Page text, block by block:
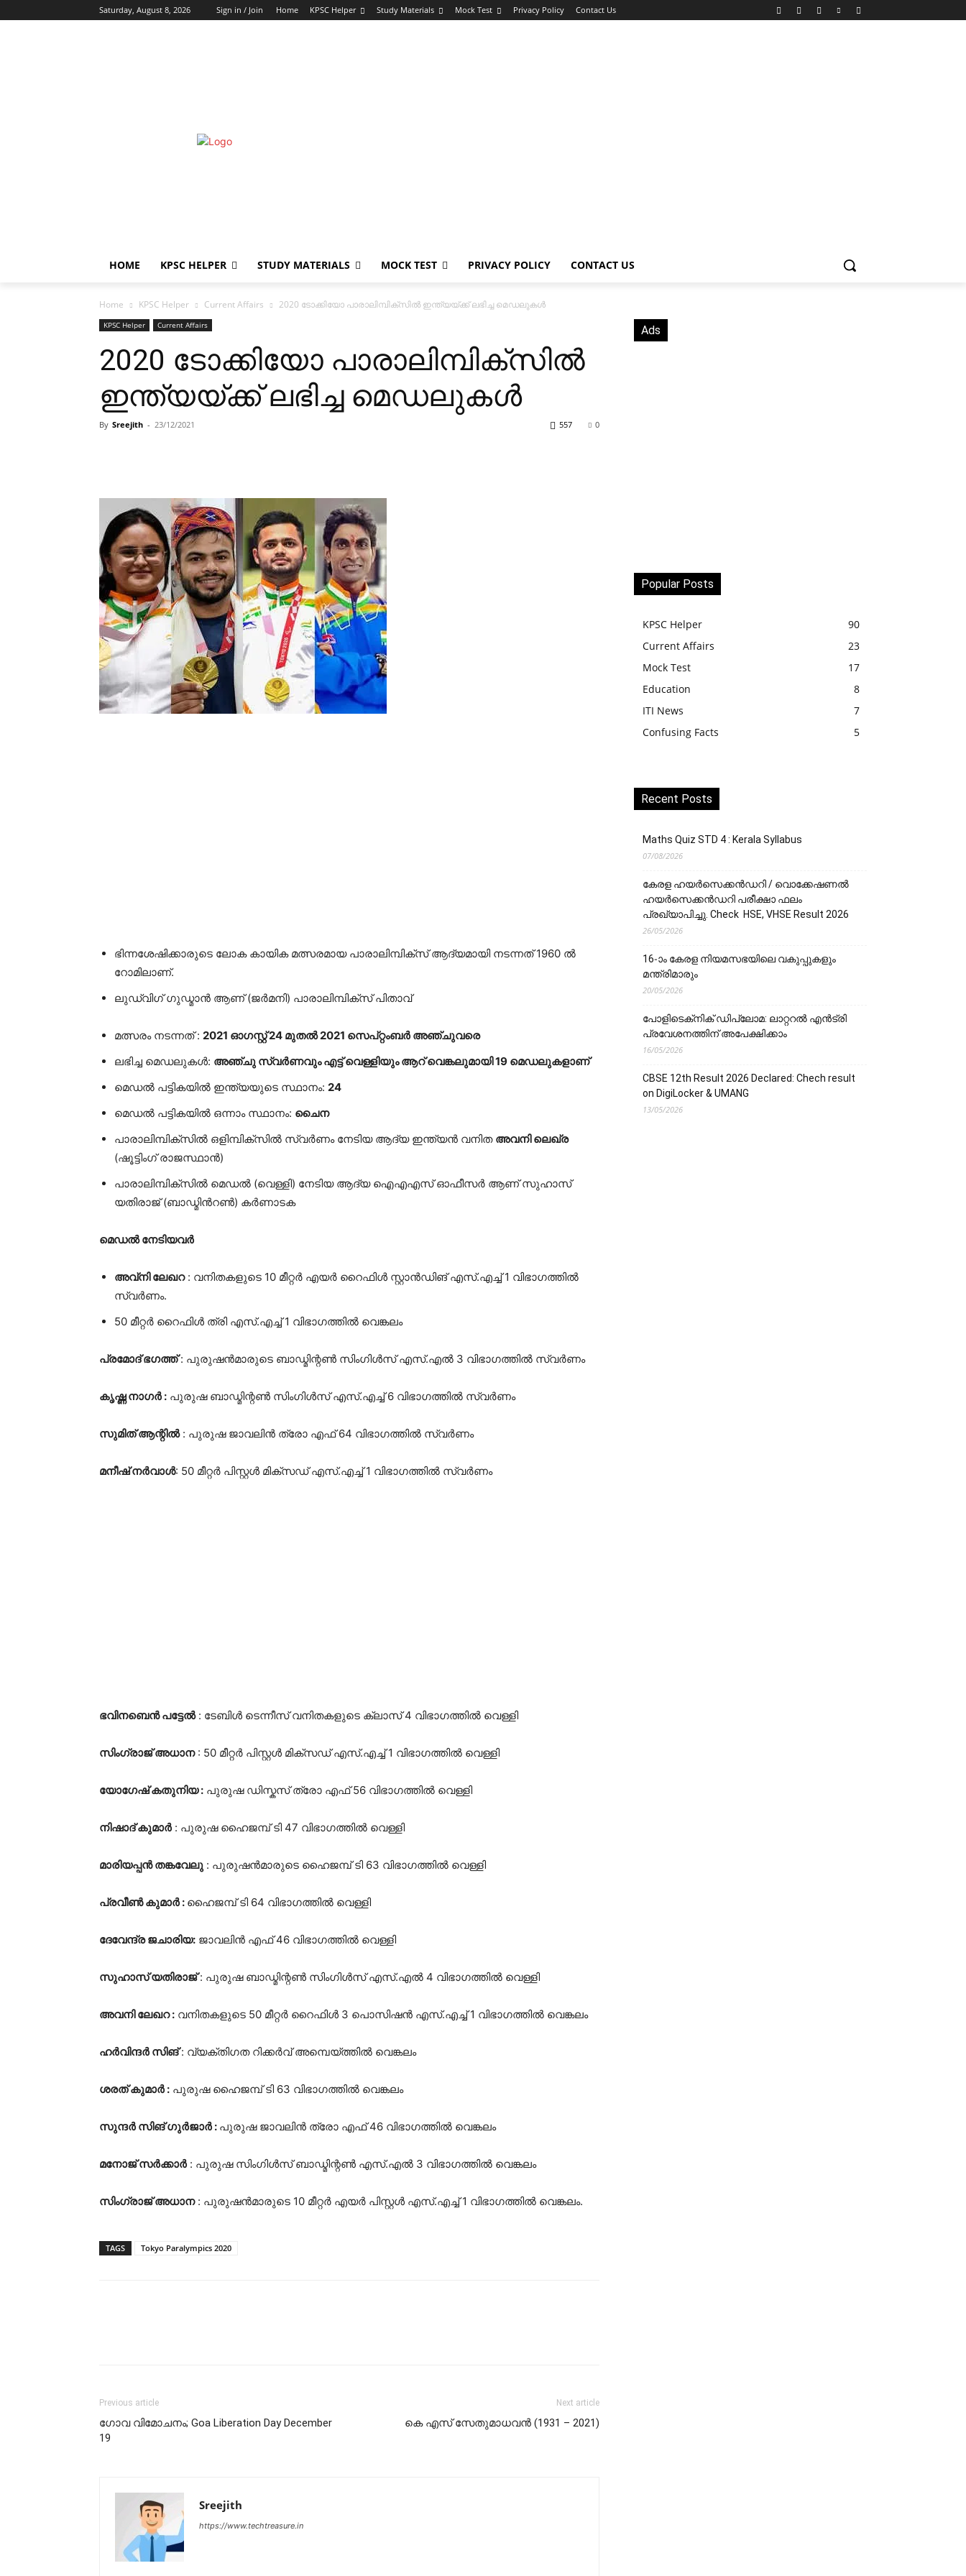
Saturday, August 8, 2026 Sign in / Join Home KPSC Helper Study Materials Mock Test Privacy Policy Contact Us
HOME KPSC HELPER STUDY MATERIALS MOCK TEST PRIVACY POLICY CONTACT US
Home KPSC Helper Current Affairs 2020 ടോക്കിയോ പാരാലിമ്പിക്‌സിൽ ഇന്ത്യയ്ക്ക് ലഭിച്ച മെഡലുകൾ
KPSC Helper Current Affairs
2020 ടോക്കിയോ പാരാലിമ്പിക്‌സിൽ
ഇന്ത്യയ്ക്ക് ലഭിച്ച മെഡലുകൾ
By Sreejith - 23/12/2021 0
557
ഭിന്നശേഷിക്കാരുടെ ലോക കായിക മത്സരമായ പാരാലിമ്പിക്സ് ആദ്യമായി നടന്നത് 1960 ൽ
റോമിലാണ്.
ലുഡ്‌വിഗ് ഗുഡ്മാൻ ആണ് (ജർമനി) പാരാലിമ്പിക്സ് പിതാവ്
മത്സരം നടന്നത് : 2021 ഓഗസ്റ്റ് 24 മുതൽ 2021 സെപ്റ്റംബർ അഞ്ചുവരെ
ലഭിച്ച മെഡലുകൾ: അഞ്ചു സ്വർണവും എട്ട് വെള്ളിയും ആറ് വെങ്കലുമായി 19 മെഡലുകളാണ്
മെഡൽ പട്ടികയിൽ ഇന്ത്യയുടെ സ്ഥാനം: 24
മെഡൽ പട്ടികയിൽ ഒന്നാം സ്ഥാനം: ചൈന
പാരാലിമ്പിക്സിൽ ഒളിമ്പിക്സിൽ സ്വർണം നേടിയ ആദ്യ ഇന്ത്യൻ വനിത അവനി ലെഖ്‌ര
(ഷൂട്ടിംഗ് രാജസ്ഥാൻ)
പാരാലിമ്പിക്സിൽ മെഡൽ (വെള്ളി) നേടിയ ആദ്യ ഐഎഎസ് ഓഫീസർ ആണ് സുഹാസ്
യതിരാജ് (ബാഡ്മിൻറൺ) കർണാടക
മെഡൽ നേടിയവർ
അവ്നി ലേഖറ: വനിതകളുടെ 10 മീറ്റർ എയർ റൈഫിൾ സ്റ്റാൻഡിങ് എസ്.എച്ച് 1 വിഭാഗത്തിൽ
സ്വർണം.
50 മീറ്റർ റൈഫിൾ ത്രി എസ്.എച്ച് 1 വിഭാഗത്തിൽ വെങ്കലം
പ്രമോദ് ഭഗത്ത്: പുരുഷൻമാരുടെ ബാഡ്മിന്റൺ സിംഗിൾസ് എസ്.എൽ 3 വിഭാഗത്തിൽ സ്വർണം
കൃഷ്ണ നാഗർ : പുരുഷ ബാഡ്മിന്റൺ സിംഗിൾസ് എസ്.എച്ച് 6 വിഭാഗത്തിൽ സ്വർണം
സുമിത് ആന്റിൽ: പുരുഷ ജാവലിൻ ത്രോ എഫ് 64 വിഭാഗത്തിൽ സ്വർണം
മനീഷ് നർവാൾ: 50 മീറ്റർ പിസ്റ്റൾ മിക്സഡ് എസ്.എച്ച് 1 വിഭാഗത്തിൽ സ്വർണം
ഭവിനബെൻ പട്ടേൽ: ടേബിൾ ടെന്നീസ് വനിതകളുടെ ക്ലാസ് 4 വിഭാഗത്തിൽ വെള്ളി
സിംഗ്രാജ് അധാന: 50 മീറ്റർ പിസ്റ്റൾ മിക്സഡ് എസ്.എച്ച് 1 വിഭാഗത്തിൽ വെള്ളി
യോഗേഷ് കതുനിയ : പുരുഷ ഡിസ്കസ് ത്രോ എഫ് 56 വിഭാഗത്തിൽ വെള്ളി
നിഷാദ് കുമാർ : പുരുഷ ഹൈജമ്പ് ടി 47 വിഭാഗത്തിൽ വെള്ളി
മാരിയപ്പൻ തങ്കവേലു : പുരുഷൻമാരുടെ ഹൈജമ്പ് ടി 63 വിഭാഗത്തിൽ വെള്ളി
പ്രവീൺ കുമാർ : ഹൈജമ്പ് ടി 64 വിഭാഗത്തിൽ വെള്ളി
ദേവേന്ദ്ര ജചാരിയ: ജാവലിൻ എഫ് 46 വിഭാഗത്തിൽ വെള്ളി
സുഹാസ് യതിരാജ്: പുരുഷ ബാഡ്മിന്റൺ സിംഗിൾസ് എസ്.എൽ 4 വിഭാഗത്തിൽ വെള്ളി
അവനി ലേഖറ : വനിതകളുടെ 50 മീറ്റർ റൈഫിൾ 3 പൊസിഷൻ എസ്.എച്ച് 1 വിഭാഗത്തിൽ വെങ്കലം
ഹർവിന്ദർ സിങ്: വ്യക്തിഗത റിക്കർവ് അമ്പെയ്ത്തിൽ വെങ്കലം
ശരത് കുമാർ : പുരുഷ ഹൈജമ്പ് ടി 63 വിഭാഗത്തിൽ വെങ്കലം
സുന്ദർ സിങ് ഗുർജാർ : പുരുഷ ജാവലിൻ ത്രോ എഫ് 46 വിഭാഗത്തിൽ വെങ്കലം
മനോജ് സർക്കാർ : പുരുഷ സിംഗിൾസ് ബാഡ്മിന്റൺ എസ്.എൽ 3 വിഭാഗത്തിൽ വെങ്കലം
സിംഗ്രാജ് അധാന: പുരുഷൻമാരുടെ 10 മീറ്റർ എയർ പിസ്റ്റൾ എസ്.എച്ച് 1 വിഭാഗത്തിൽ വെങ്കലം.
TAGS Tokyo Paralympics 2020
Previous article
ഗോവ വിമോചനം; Goa Liberation Day December
19
Next article
കെ എസ് സേതുമാധവൻ (1931 – 2021)
Sreejith
https://www.techtreasure.in
Ads
Popular Posts
KPSC Helper
90
Current Affairs
23
Mock Test
17
Education
8
ITI News
7
Confusing Facts
5
Recent Posts
Maths Quiz STD 4 : Kerala Syllabus
07/08/2026
കേരള ഹയർസെക്കൻഡറി / വൊക്കേഷണൽ
ഹയർസെക്കൻഡറി പരീക്ഷാ ഫലം
പ്രഖ്യാപിച്ചു. Check HSE, VHSE Result 2026
26/05/2026
16-ാം കേരള നിയമസഭയിലെ വകുപ്പുകളും
മന്ത്രിമാരും
20/05/2026
പോളിടെക്‌നിക് ഡിപ്ലോമ: ലാറ്ററൽ എൻട്രി
പ്രവേശനത്തിന് അപേക്ഷിക്കാം
16/05/2026
CBSE 12th Result 2026 Declared: Chech result
on DigiLocker & UMANG
13/05/2026